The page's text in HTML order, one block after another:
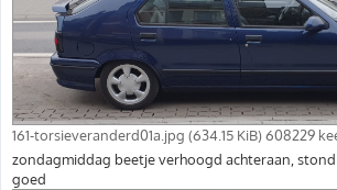
161-torsieveranderd01a.jpg (634.15 KiB) 608229
zondagmiddag beetje verhoogd achteraan,
goed